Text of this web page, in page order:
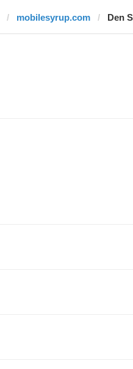
mobilesyrup.com Den